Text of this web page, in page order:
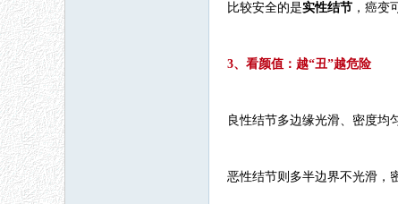
比较安全的是实性结节 ，癌变
3、看颜值：越“丑”越危险
良性结节多边缘光滑、密度均
恶性结节则多半边界不光滑，